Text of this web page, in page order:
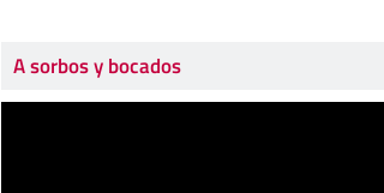
A sorbos y bocados